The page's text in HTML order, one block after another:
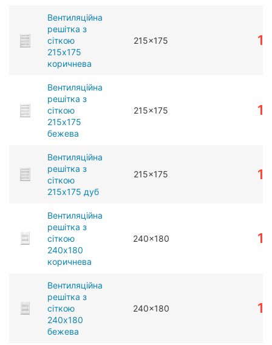
Вентиляційна
решітка з
сіткою
215x175
коричнева
215x175
Вентиляційна
решітка з
сіткою
215x175
бежева
215x175
Вентиляційна
решітка з
сіткою
215x175 дуб
215x175
Вентиляційна
решітка з
сіткою
240x180
коричнева
240x180
Вентиляційна
решітка з
сіткою
240x180
бежева
240x180